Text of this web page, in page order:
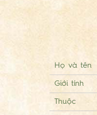
Họ và tên
Giới tính
Thuộc